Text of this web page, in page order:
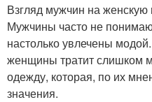
Взгляд мужчин на женскую
Мужчины часто не
настолько увлечены
женщины тратит слишком
одежду, которая, по их
значения.